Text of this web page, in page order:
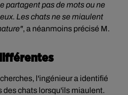
partagent pas de mots ou ne
Les chats ne se miaulent
, a néanmoins précisé M.
l'ingénieur a identifié
des chats lorsqu'ils miaulent.